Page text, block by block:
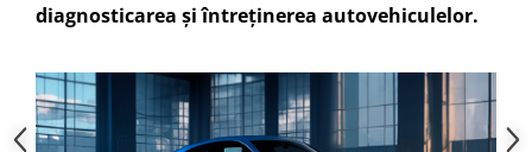
diagnosticarea și întreținerea autovehiculelor.